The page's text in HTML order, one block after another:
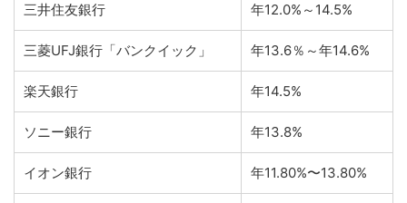
三井住友銀行 年12.0%～14.5%
三菱UFJ銀行「バンクイック」 年13.6％～年14.6%
楽天銀行 年14.5%
ソニー銀行 年13.8%
イオン銀行 年11.80%〜13.80%